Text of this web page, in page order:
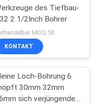
des Tiefbau-
2 1/2Inch Bohrer
MOQ:50
KONTAKT
Loch-Bohrung 6
30mm 32mm
sich verjüngenden